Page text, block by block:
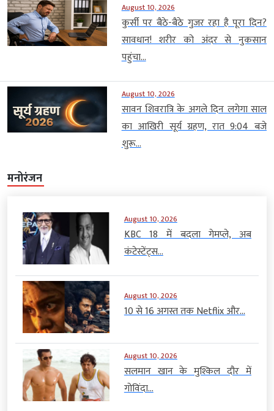
August 10, 2026
कुर्सी पर बैठे-बैठे गुजर रहा है पूरा दिन?
सावधान! शरीर को अंदर से नुकसान
पहुंचा...
August 10, 2026
सावन शिवरात्रि के अगले दिन लगेगा साल
का आखिरी सूर्य ग्रहण, रात 9:04 बजे
शुरू...
मनोरंजन
August 10, 2026
KBC 18 में बदला गेमप्ले, अब
कंटेस्टेंट्स...
August 10, 2026
10 से 16 अगस्त तक Netflix और...
August 10, 2026
सलमान खान के मुश्किल दौर में
गोविंदा...